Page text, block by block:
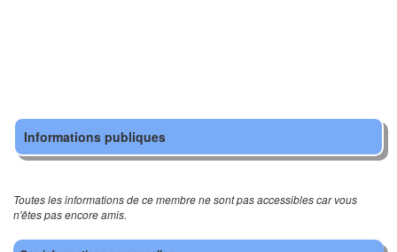
Informations publiques
Toutes les informations de ce membre ne sont pas accessibles car vous
n'êtes pas encore amis.